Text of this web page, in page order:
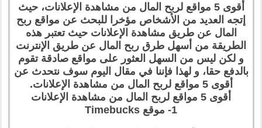
أقوى 5 مواقع لربح المال من مشاهدة الإعلانات، حيث
إتجه العديد من الأشخاص مؤخرا للبحث عن مواقع ربح
المال عن طريق مشاهدة الإعلانات حيث تعتبر هذه
الطريقة من أسهل طرق ربح المال عن طريق الإنترنت
و لكن ليس من السهل العثور على مواقع صادقة تقوم
بالدفع حقا، و لهذا فإننا في مقال اليوم سوف نتحدث عن
أقوى 5 مواقع لربح المال من مشاهدة الإعلانات.
أقوى 5 مواقع لربح المال من مشاهدة الإعلانات
1- موقع Timebucks